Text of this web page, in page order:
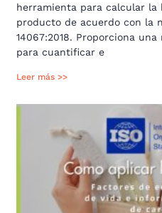
herramienta para calcular la
producto de acuerdo con la
14067:2018. Proporciona
para cuantificar e
Leer más >>